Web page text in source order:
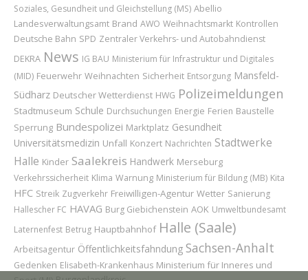
Soziales, Gesundheit und Gleichstellung (MS) Abellio
Landesverwaltungsamt Brand AWO Weihnachtsmarkt Kontrollen
Deutsche Bahn SPD Zentraler Verkehrs- und Autobahndienst
DEKRA News IG BAU Ministerium für Infrastruktur und Digitales
(MID) Feuerwehr Weihnachten Sicherheit Entsorgung Mansfeld-
Südharz Deutscher Wetterdienst HWG Polizeimeldungen
Stadtmuseum Schule Durchsuchungen Energie Ferien Baustelle
Sperrung Bundespolizei Marktplatz Gesundheit
Universitätsmedizin Unfall Konzert Nachrichten Stadtwerke
Halle Kinder Saalekreis Handwerk Merseburg
Verkehrssicherheit Klima Warnung Ministerium für Bildung (MB) Kita
HFC Streik Zugverkehr Freiwilligen-Agentur Wetter Sanierung
Hallescher FC HAVAG Burg Giebichenstein AOK Umweltbundesamt
Laternenfest Betrug Hauptbahnhof Halle (Saale)
Arbeitsagentur Öffentlichkeitsfahndung Sachsen-Anhalt
Gedenken Elisabeth-Krankenhaus Ministerium für Inneres und